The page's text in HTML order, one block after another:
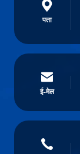
पता
ई-मेल